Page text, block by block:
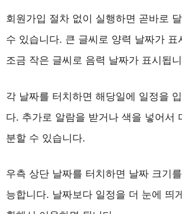
회원가입 절차 없이 실행하면 곧바로
수 있습니다. 큰 글씨로 양력 날짜가 표
조금 작은 글씨로 음력 날짜가 표시됩
각 날짜를 터치하면 해당일에 일정을
다. 추가로 알람을 받거나 색을 넣어서
분할 수 있습니다.
우측 상단 날짜를 터치하면 날짜 크기
능합니다. 날짜보다 일정을 더 눈에 띄